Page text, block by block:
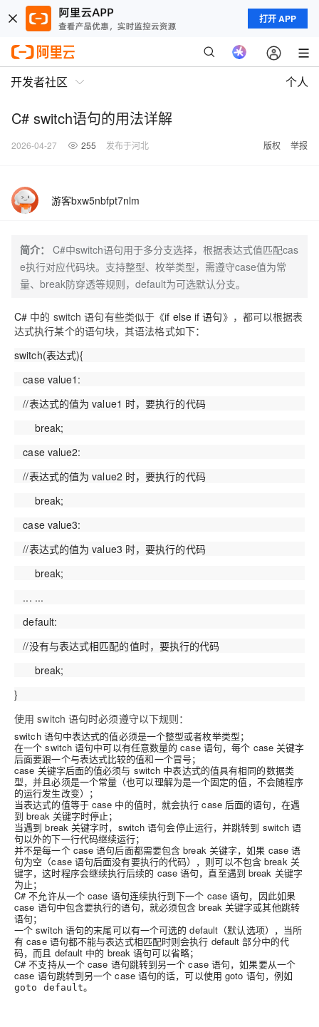
打开 APP
开发者社区 个人
C# switch语句的用法详解
2026-04-27 255 发布于河北 版权 举报
游客bxw5nbfpt7nlm
简介：
C#中switch语句用于多分支选择，根据表达式值匹配cas
e执行对应代码块。支持整型、枚举类型，需遵守case值为常
量、break防穿透等规则，default为可选默认分支。
C# 中的 switch 语句有些类似于《if else if 语句》，都可以根据表
达式执行某个的语句块，其语法格式如下：
switch(表达式){
case value1:
//表达式的值为 value1 时，要执行的代码
break;
case value2:
//表达式的值为 value2 时，要执行的代码
break;
case value3:
//表达式的值为 value3 时，要执行的代码
break;
... ...
default:
//没有与表达式相匹配的值时，要执行的代码
break;
}
使用 switch 语句时必须遵守以下规则：
switch 语句中表达式的值必须是一个整型或者枚举类型；
在一个 switch 语句中可以有任意数量的 case 语句，每个 case 关键字
后面要跟一个与表达式比较的值和一个冒号；
case 关键字后面的值必须与 switch 中表达式的值具有相同的数据类
型，并且必须是一个常量（也可以理解为是一个固定的值，不会随程序
的运行发生改变）；
当表达式的值等于 case 中的值时，就会执行 case 后面的语句，在遇
到 break 关键字时停止；
当遇到 break 关键字时，switch 语句会停止运行，并跳转到 switch 语
句以外的下一行代码继续运行；
并不是每一个 case 语句后面都需要包含 break 关键字，如果 case 语
句为空（case 语句后面没有要执行的代码），则可以不包含 break 关
键字，这时程序会继续执行后续的 case 语句，直至遇到 break 关键字
为止；
C# 不允许从一个 case 语句连续执行到下一个 case 语句，因此如果
case 语句中包含要执行的语句，就必须包含 break 关键字或其他跳转
语句；
一个 switch 语句的末尾可以有一个可选的 default（默认选项），当所
有 case 语句都不能与表达式相匹配时则会执行 default 部分中的代
码，而且 default 中的 break 语句可以省略；
C# 不支持从一个 case 语句跳转到另一个 case 语句，如果要从一个
case 语句跳转到另一个 case 语句的话，可以使用 goto 语句，例如
goto default。